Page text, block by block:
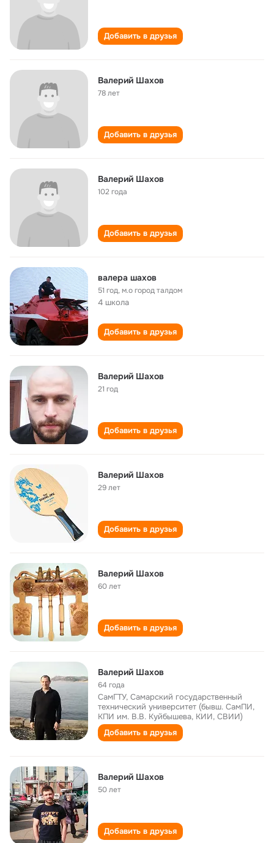
Добавить в друзья
Валерий Шахов
78 лет
Добавить в друзья
Валерий Шахов
102 года
Добавить в друзья
валера шахов
51 год,м.о город талдом
4 школа
Добавить в друзья
Валерий Шахов
21 год
Добавить в друзья
Валерий Шахов
29 лет
Добавить в друзья
Валерий Шахов
60 лет
Добавить в друзья
Валерий Шахов
64 года
СамГТУ, Самарский государственный
технический университет (бывш. СамПИ,
КПИ им. В.В. Куйбышева, КИИ, СВИИ)
Добавить в друзья
Валерий Шахов
50 лет
Добавить в друзья